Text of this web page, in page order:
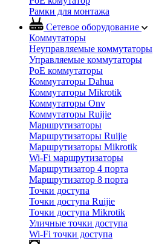
Рамки для монтажа
Сетевое оборудование
Коммутаторы
Неуправляемые коммутаторы
Управляемые коммутаторы
PoE коммутаторы
Коммутаторы Dahua
Коммутаторы Mikrotik
Коммутаторы Onv
Коммутаторы Ruijie
Маршрутизаторы
Маршрутизаторы Ruijie
Маршрутизаторы Mikrotik
Wi-Fi маршрутизаторы
Маршрутизатор 4 порта
Маршрутизатор 8 порта
Точки доступа
Точки доступа Ruijie
Точки доступа Mikrotik
Уличные точки доступа
Wi-Fi точки доступа